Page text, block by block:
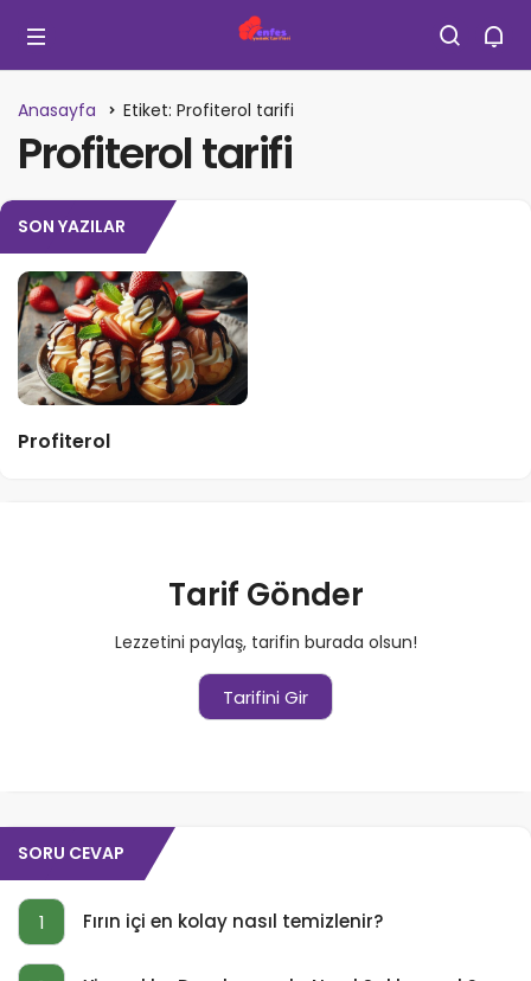
Anasayfa Etiket: Profiterol tarifi
Profiterol tarifi
SON YAZILAR
Profiterol
Tarif Gönder
Lezzetini paylaş, tarifin burada olsun!
Tarifini Gir
SORU CEVAP
1 Fırın içi en kolay nasıl temizlenir?